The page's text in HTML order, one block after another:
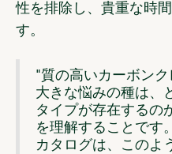
性を排除し、貴重な時
す。
"質の高いカーボン
大きな悩みの種は、
タイプが存在するの
を理解することです
カタログは、このよ